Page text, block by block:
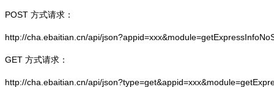
POST 方式请求：
http://cha.ebaitian.cn/api/
GET 方式请求：
http://cha.ebaitian.cn/api/